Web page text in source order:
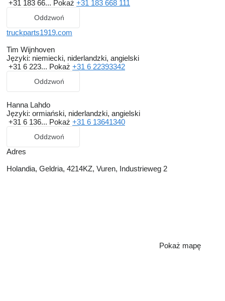
+31 183 66... Pokaż +31 183 668 111
Oddzwoń
truckparts1919.com
Tim Wijnhoven
Języki: niemiecki, niderlandzki, angielski
+31 6 223... Pokaż +31 6 22393342
Oddzwoń
Hanna Lahdo
Języki: ormiański, niderlandzki, angielski
+31 6 136... Pokaż +31 6 13641340
Oddzwoń
Adres
Holandia, Geldria, 4214KZ, Vuren, Industrieweg 2
Pokaż mapę